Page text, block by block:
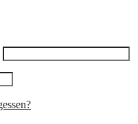
Erforderlich